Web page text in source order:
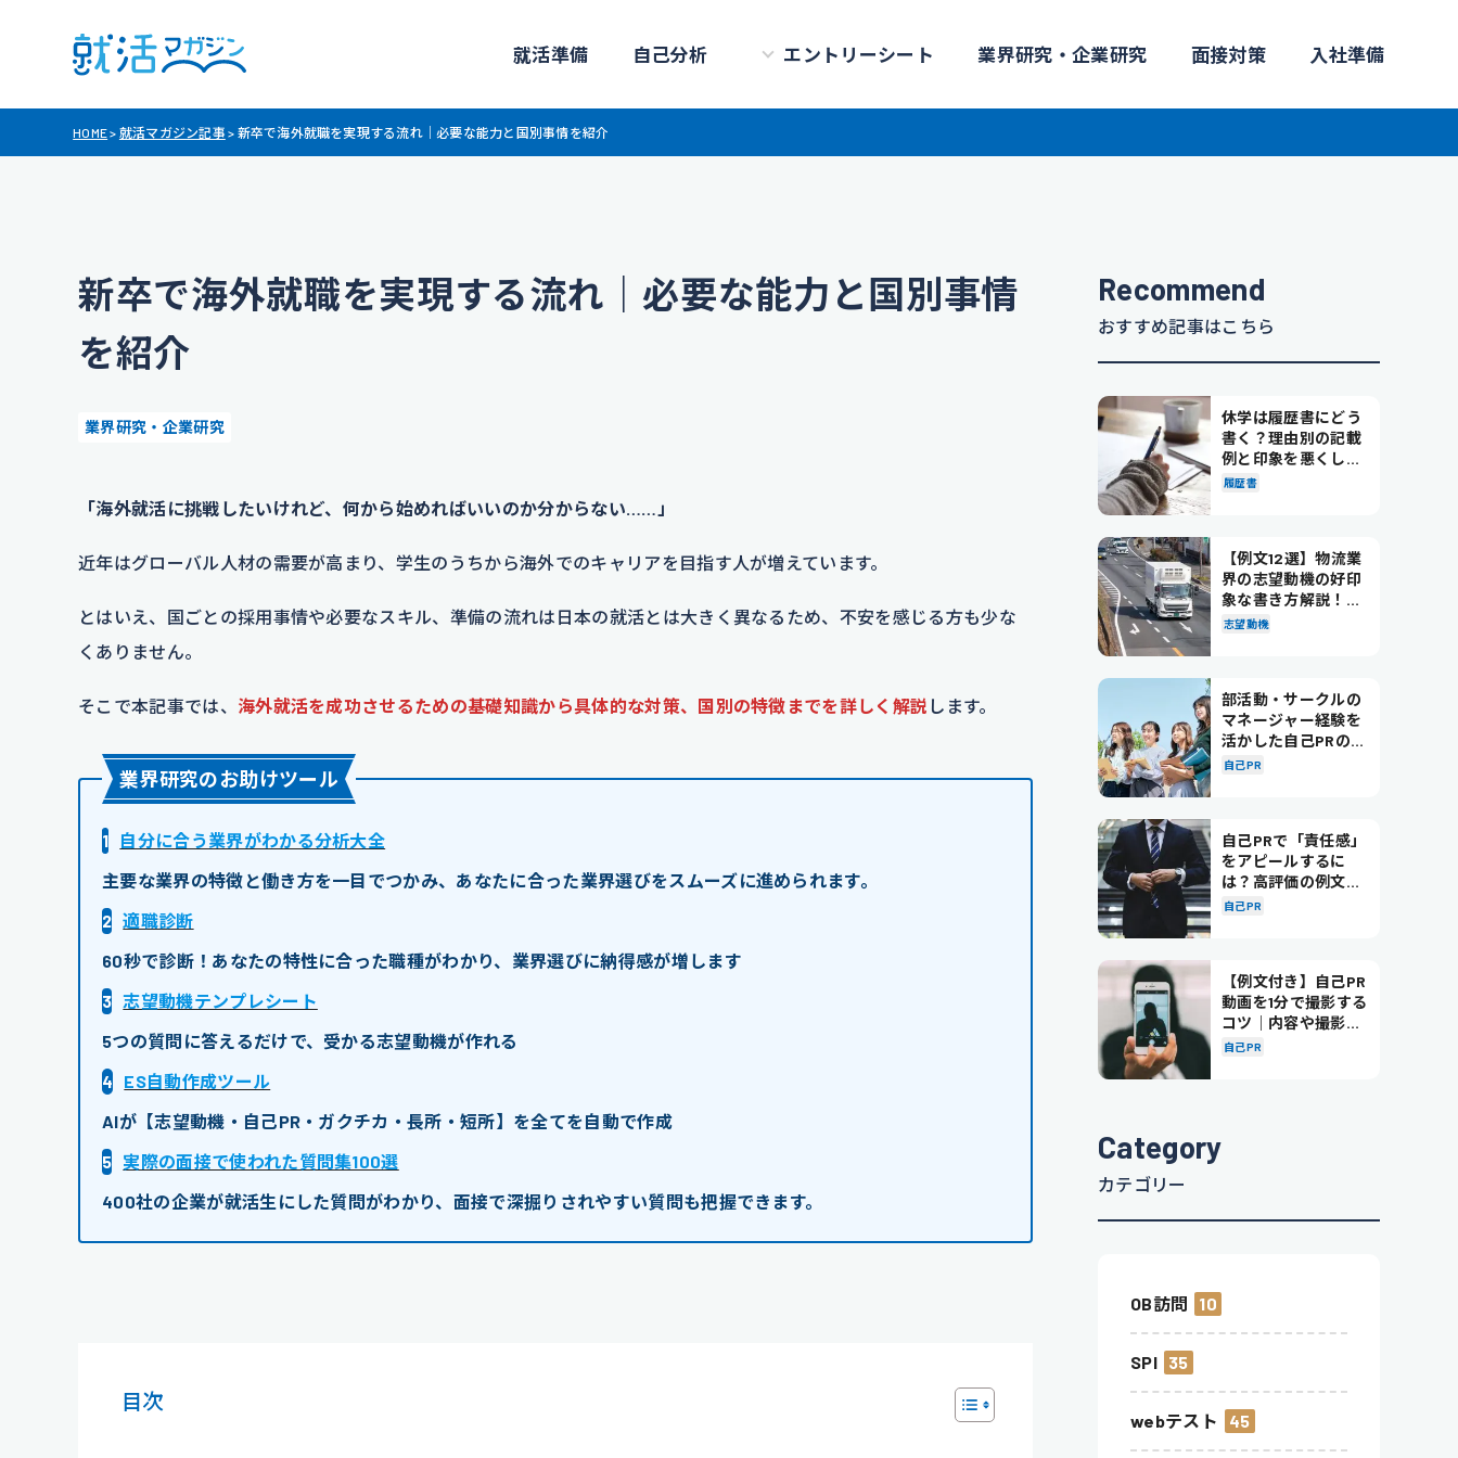
就活準備 自己分析 エントリーシート 業界研究・企業研究 面接対策 入社準備
HOME> 就活マガジン記事 > 新卒で海外就職を実現する流れ｜必要な能力と国別事情を紹介
新卒で海外就職を実現する流れ｜必要な能力と国別事情
を紹介
業界研究・企業研究
「海外就活に挑戦したいけれど、何から始めればいいのか分からない……」
近年はグローバル人材の需要が高まり、学生のうちから海外でのキャリアを目指す人が増えています。
とはいえ、国ごとの採用事情や必要なスキル、準備の流れは日本の就活とは大きく異なるため、不安を感じる方も少な
くありません。
そこで本記事では、 海外就活を成功させるための基礎知識から具体的な対策、国別の特徴までを詳しく解説 します。
業界研究のお助けツール
1
自分に合う業界がわかる分析大全
主要な業界の特徴と働き方を一目でつかみ、あなたに合った業界選びをスムーズに進められます。
2 適職診断
60秒で診断！あなたの特性に合った職種がわかり、業界選びに納得感が増します
3 志望動機テンプレシート
5つの質問に答えるだけで、受かる志望動機が作れる
4
ES自動作成ツール
AIが【志望動機・自己PR・ガクチカ・長所・短所】を全てを自動で作成
5 実際の面接で使われた質問集100選
400社の企業が就活生にした質問がわかり、面接で深掘りされやすい質問も把握できます。
目次
Recommend
おすすめ記事はこちら
休学は履歴書にどう
書く？理由別の記載
例と印象を悪くしな
い書き方を解説
履歴書
【例文12選】物流業
界の志望動機の好印
象な書き方解説！パ
ターン別の例文も紹
志望動機
部活動・サークルの
マネージャー経験を
活かした自己PRの書
き方を徹底解説！
自己PR
自己PRで「責任感」
をアピールするに
は？高評価の例文も
紹介！
自己PR
【例文付き】自己PR
動画を1分で撮影する
コツ｜内容や撮影の
ポイントも解説
自己PR
Category
カテゴリー
OB訪問 10
SPI 35
webテスト 45